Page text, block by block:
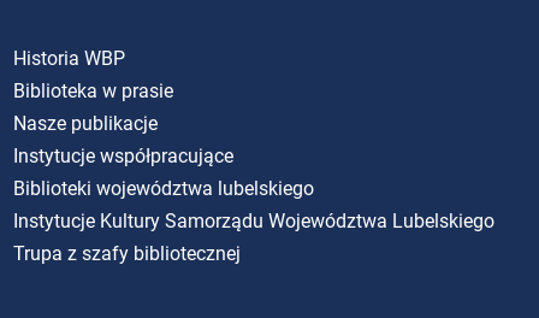
Historia WBP
Biblioteka w prasie
Nasze publikacje
Instytucje współpracujące
Biblioteki województwa lubelskiego
Instytucje Kultury Samorządu Województwa Lubelskiego
Trupa z szafy bibliotecznej